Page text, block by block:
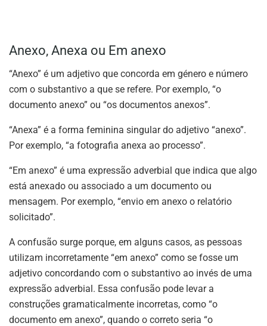
Anexo, Anexa ou Em anexo
“Anexo” é um adjetivo que concorda em género e número
com o substantivo a que se refere. Por exemplo, “o
documento anexo” ou “os documentos anexos”.
“Anexa” é a forma feminina singular do adjetivo “anexo”.
Por exemplo, “a fotografia anexa ao processo”.
“Em anexo” é uma expressão adverbial que indica que algo
está anexado ou associado a um documento ou
mensagem. Por exemplo, “envio em anexo o relatório
solicitado”.
A confusão surge porque, em alguns casos, as pessoas
utilizam incorretamente “em anexo” como se fosse um
adjetivo concordando com o substantivo ao invés de uma
expressão adverbial. Essa confusão pode levar a
construções gramaticalmente incorretas, como “o
documento em anexo”, quando o correto seria “o